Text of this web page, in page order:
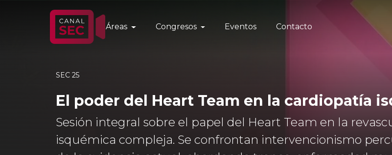
Áreas Congresos Eventos Contacto
SEC 25
El poder del Heart Team en la cardiopatía
Sesión integral sobre el papel del Heart Team en la
isquémica compleja. Se confrontan intervencionismo